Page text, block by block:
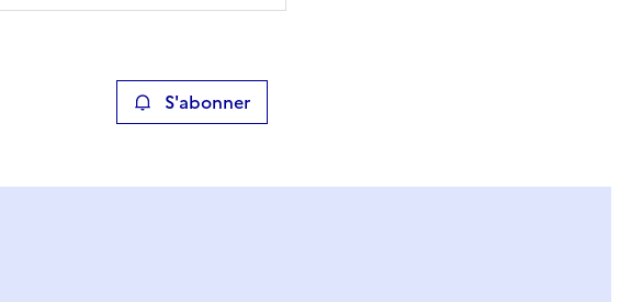
le presse-papier S'abonner